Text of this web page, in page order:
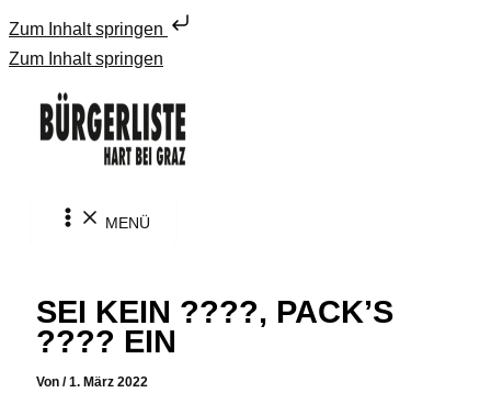
Zum Inhalt springen
Zum Inhalt springen
MENÜ
SEI KEIN ????, PACK’S
???? EIN
Von/1. März 2022